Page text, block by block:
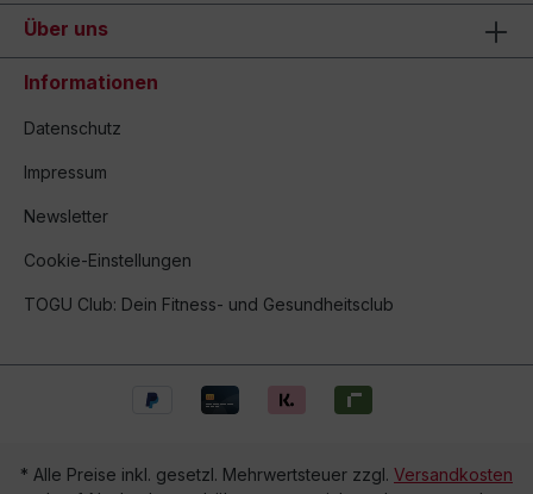
Über uns
Informationen
Datenschutz
Impressum
Newsletter
Cookie-Einstellungen
TOGU Club: Dein Fitness- und Gesundheitsclub
* Alle Preise inkl. gesetzl. Mehrwertsteuer zzgl. Versandkosten